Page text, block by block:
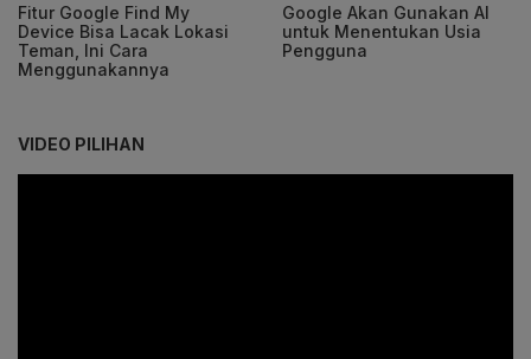
Fitur Google Find My
Device Bisa Lacak Lokasi
Teman, Ini Cara
Menggunakannya
Google Akan Gunakan AI
untuk Menentukan Usia
Pengguna
VIDEO PILIHAN